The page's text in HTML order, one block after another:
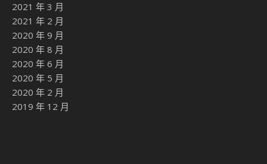
2021 年 3 月
2021 年 2 月
2020 年 9 月
2020 年 8 月
2020 年 6 月
2020 年 5 月
2020 年 2 月
2019 年 12 月